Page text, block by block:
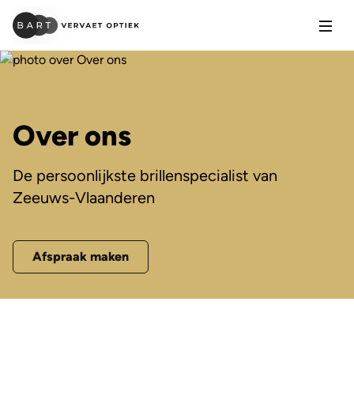
Over ons
De persoonlijkste brillenspecialist van
Zeeuws-Vlaanderen
Afspraak maken